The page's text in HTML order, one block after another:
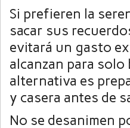
Si prefieren la
sacar sus
evitará un gasto
alcanzan para
alternativa es
y casera antes de
No se desanimen